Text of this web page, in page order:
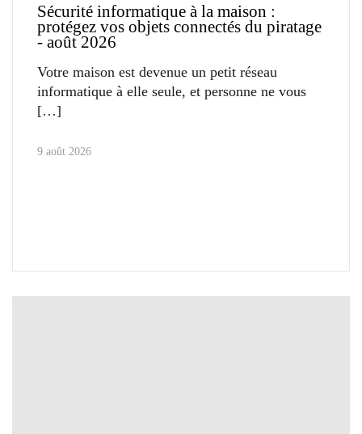
Sécurité informatique à la maison :
protégez vos objets connectés du piratage
- août 2026
Votre maison est devenue un petit réseau
informatique à elle seule, et personne ne vous
9 août 2026